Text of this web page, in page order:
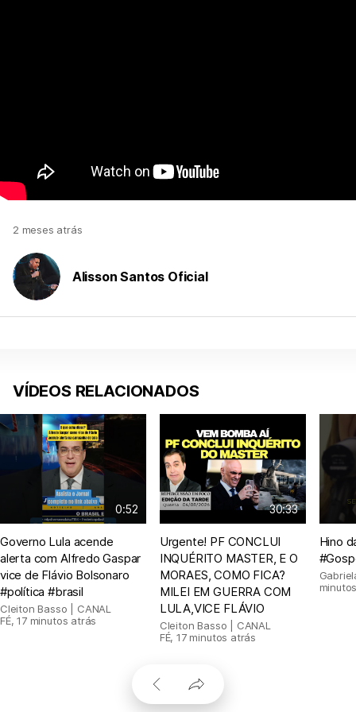
2 meses atrás
Alisson Santos Oficial
VÍDEOS RELACIONADOS
0:52
Governo Lula acende
alerta com Alfredo Gaspar
vice de Flávio Bolsonaro
#política #brasil
Cleiton Basso | CANAL
FÉ,17 minutos atrás
30:33
Urgente! PF CONCLUI
INQUÉRITO MASTER, E O
MORAES, COMO FICA?
MILEI EM GUERRA COM
LULA,VICE FLÁVIO
Cleiton Basso | CANAL
FÉ,17 minutos atrás
Hino